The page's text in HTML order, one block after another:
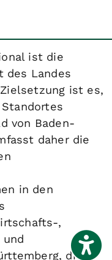
ist die
des Landes
ist es,
von Baden-
daher die
in den
,
die